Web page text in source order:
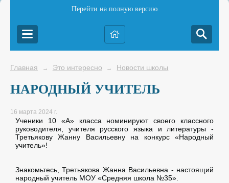
Перейти на полную версию
Главная → Это интересно → Новости школы
НАРОДНЫЙ УЧИТЕЛЬ
16 марта 2024 г.
Ученики 10 «А» класса номинируют своего классного
руководителя, учителя русского языка и литературы -
Третьякову Жанну Васильевну на конкурс «Народный
учитель»!
Знакомьтесь, Третьякова Жанна Васильевна - настоящий
народный учитель МОУ «Средняя школа №35».